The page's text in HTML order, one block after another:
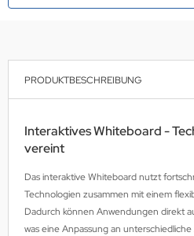
PRODUKTBESCHREIBUNG
Interaktives Whiteboard -
vereint
Das interaktive Whiteboard nutzt
Technologien zusammen mit einem
Dadurch können Anwendungen direkt
was eine Anpassung an